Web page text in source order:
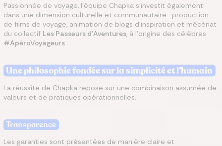
Passionnée de voyage, l’équipe Chapka s’investit également
dans une dimension culturelle et communautaire : production
de films de voyage, animation de blogs d’inspiration et mécénat
du collectif Les Passeurs d’Aventures, à l’origine des célèbres
#ApéroVoyageurs.
Une philosophie fondée sur la simplicité et l’humain
La réussite de Chapka repose sur une combinaison assumée de
valeurs et de pratiques opérationnelles.
Transparence
Les garanties sont présentées de manière claire et